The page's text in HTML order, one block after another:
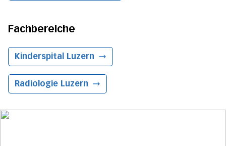
Fachbereiche
Kinderspital Luzern
Radiologie Luzern